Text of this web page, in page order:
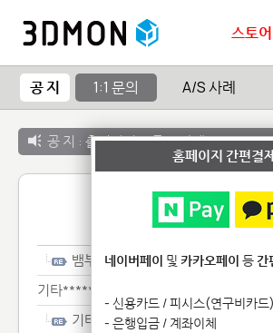
스토어
공 지 1:1 문의 A/S 사례
공 지 : 출력서비스 종료 안내
뱀부******************
기타**************
기타**************
홈페이지 간편결
네이버페이 및 카카오페이 등간
- 신용카드 / 피시스(연구비카드)
- 은행입금 / 계좌이체